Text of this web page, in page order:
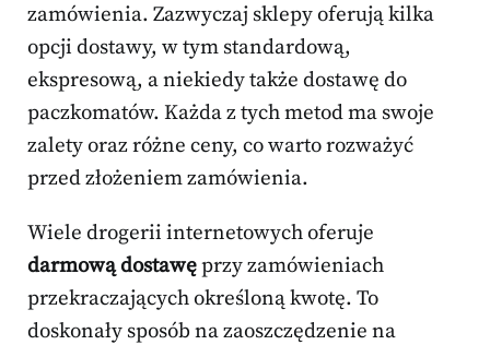
zamówienia. Zazwyczaj sklepy oferują kilka
opcji dostawy, w tym standardową,
ekspresową, a niekiedy także dostawę do
paczkomatów. Każda z tych metod ma swoje
zalety oraz różne ceny, co warto rozważyć
przed złożeniem zamówienia.
Wiele drogerii internetowych oferuje
darmową dostawęprzy zamówieniach
przekraczających określoną kwotę. To
doskonały sposób na zaoszczędzenie na